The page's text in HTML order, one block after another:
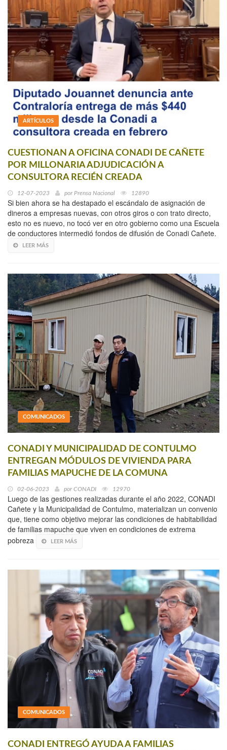
ARTÍCULOS
CUESTIONAN A OFICINA CONADI DE CAÑETE
POR MILLONARIA ADJUDICACIÓN A
CONSULTORA RECIÉN CREADA
12-07-2023 por Prensa Nacional 12890
Si bien ahora se ha destapado el escándalo de asignación de
dineros a empresas nuevas, con otros giros o con trato directo,
esto no es nuevo, no tocó ver en otro gobierno como una Escuela
de conductores intermedió fondos de difusión de Conadi Cañete.
LEER MÁS
COMUNICADOS
CONADI Y MUNICIPALIDAD DE CONTULMO
ENTREGAN MÓDULOS DE VIVIENDA PARA
FAMILIAS MAPUCHE DE LA COMUNA
02-06-2023 por CONADI 12970
Luego de las gestiones realizadas durante el año 2022, CONADI
Cañete y la Municipalidad de Contulmo, materializan un convenio
que, tiene como objetivo mejorar las condiciones de habitabilidad
de familias mapuche que viven en condiciones de extrema
pobreza
LEER MÁS
COMUNICADOS
CONADI ENTREGÓ AYUDA A FAMILIAS